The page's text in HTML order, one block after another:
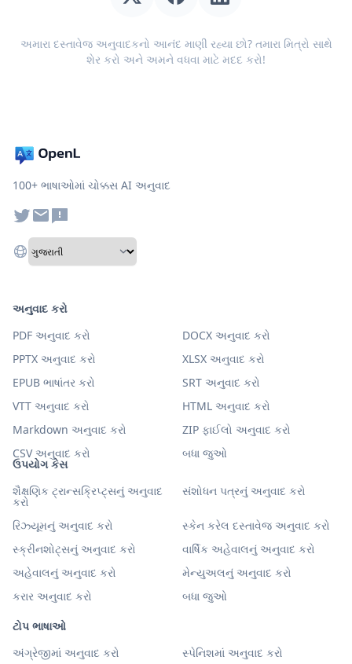
અમારા દસ્તાવેજ અનુવાદકનો આનંદ માણી રહ્યા છો? તમારા મિત્રો સાથે
શેર કરો અને અમને વધવા માટે મદદ કરો!
100+ ભાષાઓમાં ચોક્કસ AI અનુવાદ
ઉપયોગ કેસ
શૈક્ષણિક ટ્રાન્સક્રિપ્ટ્સનું અનુવાદ
કરો
સંશોધન પત્રનું અનુવાદ કરો
રિઝ્યૂમનું અનુવાદ કરો
સ્કેન કરેલ દસ્તાવેજ અનુવાદ કરો
સ્ક્રીનશોટ્સનું અનુવાદ કરો
વાર્ષિક અહેવાલનું અનુવાદ કરો
અહેવાલનું અનુવાદ કરો
મેન્યુઅલનું અનુવાદ કરો
કરાર અનુવાદ કરો
બધા જુઓ
ટોપ ભાષાઓ
અંગ્રેજીમાં અનુવાદ કરો
સ્પેનિશમાં અનુવાદ કરો
અનુવાદ કરો
PDF અનુવાદ કરો
DOCX અનુવાદ કરો
PPTX અનુવાદ કરો
XLSX અનુવાદ કરો
EPUB ભાષાંતર કરો
SRT અનુવાદ કરો
VTT અનુવાદ કરો
HTML અનુવાદ કરો
Markdown અનુવાદ કરો
ZIP ફાઈલો અનુવાદ કરો
CSV અનુવાદ કરો
બધા જુઓ